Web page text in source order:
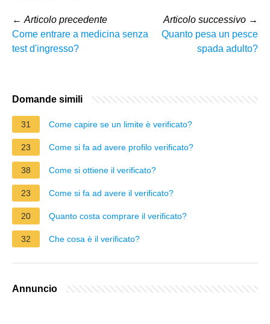
← Articolo precedente
Come entrare a medicina senza
test d'ingresso?
Articolo successivo →
Quanto pesa un pesce
spada adulto?
Domande simili
31 Come capire se un limite è verificato?
23 Come si fa ad avere profilo verificato?
38 Come si ottiene il verificato?
23 Come si fa ad avere il verificato?
20 Quanto costa comprare il verificato?
32 Che cosa è il verificato?
Annuncio